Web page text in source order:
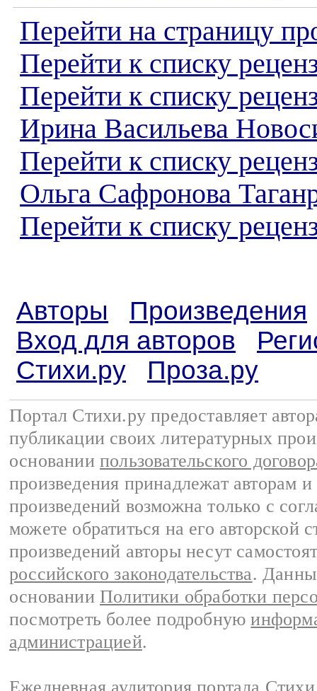
Перейти на страницу
Перейти к списку
Перейти к списку
Ирина Васильева
Перейти к списку
Ольга Сафронова
Перейти к списку
Авторы
Произведения
Вход для авторов
Стихи.ру
Проза.ру
Портал Стихи.ру предоставляет
публикации своих литературных
основании пользовательского
произведения принадлежат авторам
произведений возможна только с
можете обратиться на его авторской
произведений авторы несут
российского законодательства.
основании Политики обработки
посмотреть более подробную
администрацией.
Ежедневная аудитория портала